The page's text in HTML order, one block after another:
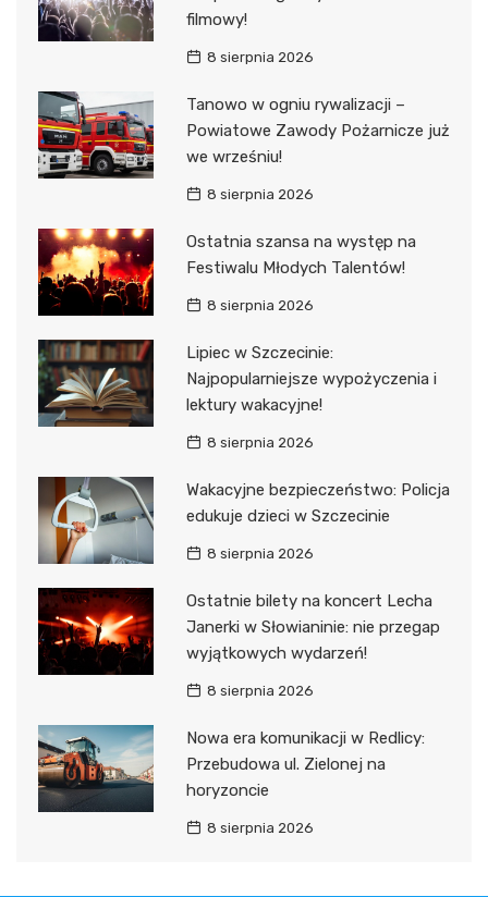
filmowy!
8 sierpnia 2026
Tanowo w ogniu rywalizacji –
Powiatowe Zawody Pożarnicze już
we wrześniu!
8 sierpnia 2026
Ostatnia szansa na występ na
Festiwalu Młodych Talentów!
8 sierpnia 2026
Lipiec w Szczecinie:
Najpopularniejsze wypożyczenia i
lektury wakacyjne!
8 sierpnia 2026
Wakacyjne bezpieczeństwo: Policja
edukuje dzieci w Szczecinie
8 sierpnia 2026
Ostatnie bilety na koncert Lecha
Janerki w Słowianinie: nie przegap
wyjątkowych wydarzeń!
8 sierpnia 2026
Nowa era komunikacji w Redlicy:
Przebudowa ul. Zielonej na
horyzoncie
8 sierpnia 2026